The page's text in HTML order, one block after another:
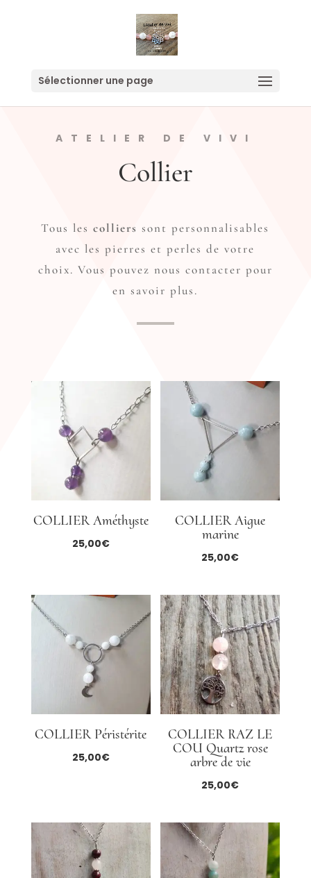
Sélectionner une page
ATELIER DE VIVI
Collier
Tous lescolliers sont personnalisables
avec les pierres et perles de votre
choix. Vous pouvez nous contacter pour
en savoir plus.
COLLIER Améthyste
25,00€
COLLIER Aigue
marine
25,00€
COLLIER Péristérite
25,00€
COLLIER RAZ LE
COU Quartz rose
arbre de vie
25,00€